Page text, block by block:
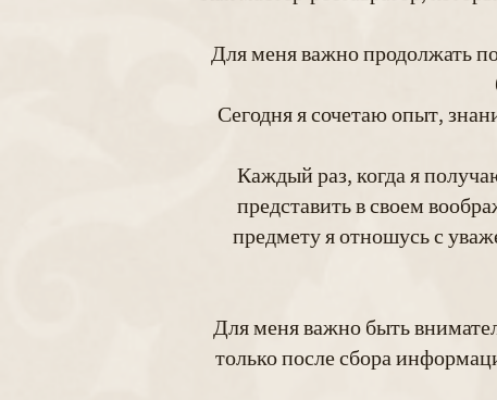
Для меня важно продолжать
Сегодня я сочетаю опыт,
Каждый раз, когда я
представить в своем
предмету я отношусь с
Для меня важно быть
только после сбора